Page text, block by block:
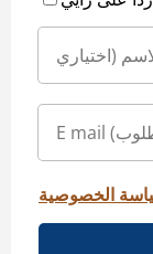
الخصوصية